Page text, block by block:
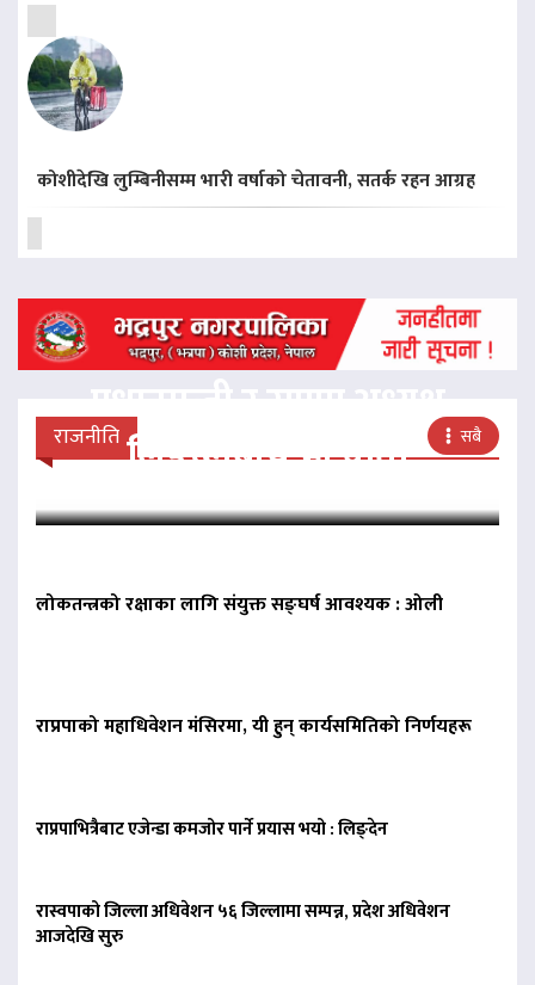
कोशीदेखि लुम्बिनीसम्म भारी वर्षाको चेतावनी, सतर्क रहन आग्रह
राजनीति सबै
प्रधानमन्त्री र राप्रपा अध्यक्ष
लिङदेनबीच भेटवार्ता
लोकतन्त्रको रक्षाका लागि संयुक्त सङ्घर्ष आवश्यक : ओली
राप्रपाको महाधिवेशन मंसिरमा, यी हुन् कार्यसमितिको निर्णयहरू
राप्रपाभित्रैबाट एजेन्डा कमजोर पार्ने प्रयास भयो : लिङ्देन
रास्वपाको जिल्ला अधिवेशन ५६ जिल्लामा सम्पन्न, प्रदेश अधिवेशन
आजदेखि सुरु